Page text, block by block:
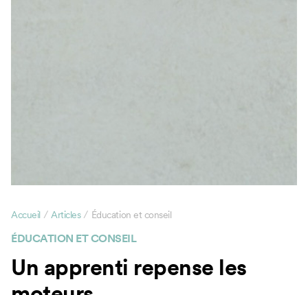
ÉDUCATION ET CONSEIL
Accueil / Articles / Éducation et conseil
Un apprenti repense les